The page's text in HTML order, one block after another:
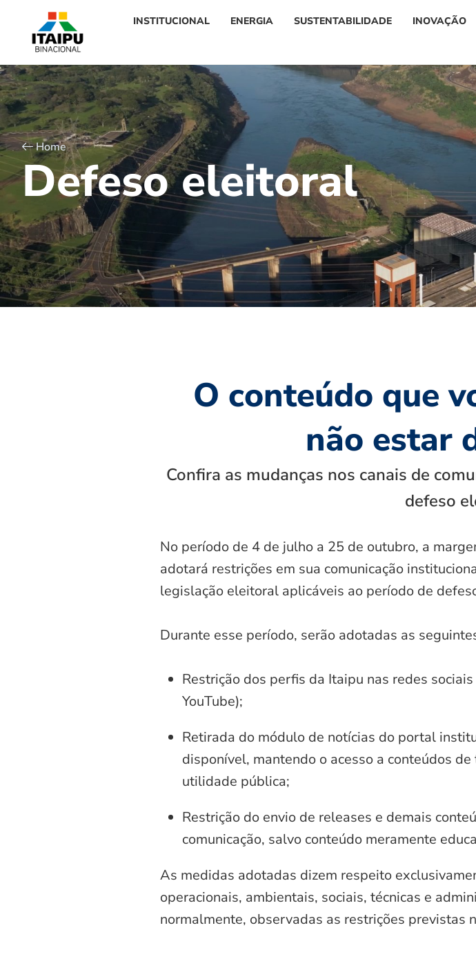
INSTITUCIONAL ENERGIA SUSTENTABILIDADE INOVAÇÃO
Home
Defeso eleitoral
O conteúdo que
não estar
Confira as mudanças nos canais de
defeso
No período de 4 de julho a 25 de outubro, a
adotará restrições em sua comunicação
legislação eleitoral aplicáveis ao período de
Durante esse período, serão adotadas as
Restrição dos perfis da Itaipu nas redes
YouTube);
Retirada do módulo de notícias do portal
disponível, mantendo o acesso a conteúdos
utilidade pública;
Restrição do envio de releases e demais
comunicação, salvo conteúdo meramente
As medidas adotadas dizem respeito
operacionais, ambientais, sociais, técnicas e
normalmente, observadas as restrições previstas